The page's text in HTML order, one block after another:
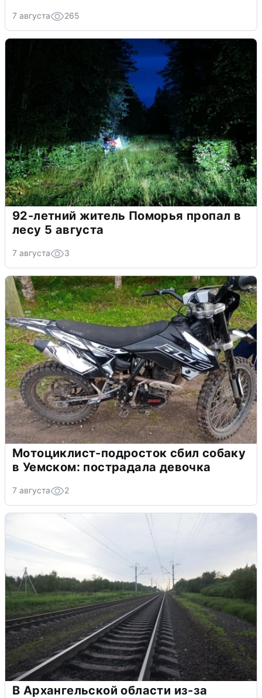
7 августа 265
92-летний житель Поморья пропал в
лесу 5 августа
7 августа 3
Мотоциклист-подросток сбил собаку
в Уемском: пострадала девочка
7 августа 2
В Архангельской области из-за